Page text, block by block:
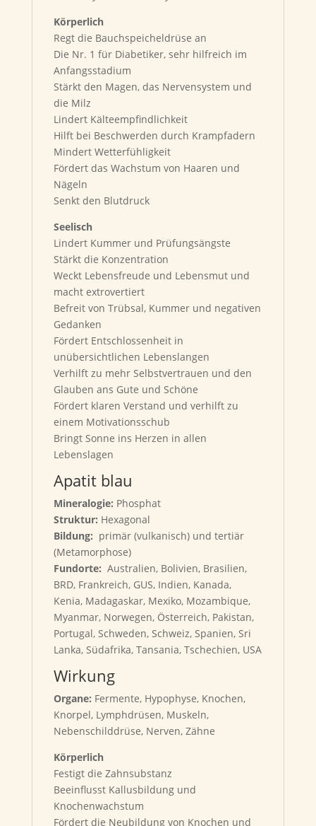
Körperlich
Regt die Bauchspeicheldrüse an
Die Nr. 1 für Diabetiker, sehr hilfreich im
Anfangsstadium
Stärkt den Magen, das Nervensystem und
die Milz
Lindert Kälteempfindlichkeit
Hilft bei Beschwerden durch Krampfadern
Mindert Wetterfühligkeit
Fördert das Wachstum von Haaren und
Nägeln
Senkt den Blutdruck
Seelisch
Lindert Kummer und Prüfungsängste
Stärkt die Konzentration
Weckt Lebensfreude und Lebensmut und
macht extrovertiert
Befreit von Trübsal, Kummer und negativen
Gedanken
Fördert Entschlossenheit in
unübersichtlichen Lebenslangen
Verhilft zu mehr Selbstvertrauen und den
Glauben ans Gute und Schöne
Fördert klaren Verstand und verhilft zu
einem Motivationsschub
Bringt Sonne ins Herzen in allen
Lebenslagen
Apatit blau
Mineralogie: Phosphat
Struktur: Hexagonal
Bildung: primär (vulkanisch) und tertiär
(Metamorphose)
Fundorte: Australien, Bolivien, Brasilien,
BRD, Frankreich, GUS, Indien, Kanada,
Kenia, Madagaskar, Mexiko, Mozambique,
Myanmar, Norwegen, Österreich, Pakistan,
Portugal, Schweden, Schweiz, Spanien, Sri
Lanka, Südafrika, Tansania, Tschechien, USA
Wirkung
Organe: Fermente, Hypophyse, Knochen,
Knorpel, Lymphdrüsen, Muskeln,
Nebenschilddrüse, Nerven, Zähne
Körperlich
Festigt die Zahnsubstanz
Beeinflusst Kallusbildung und
Knochenwachstum
Fördert die Neubildung von Knochen und